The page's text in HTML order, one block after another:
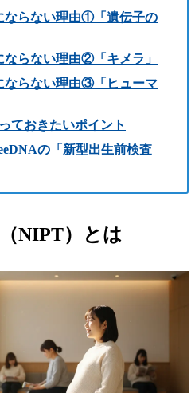
ならない理由①「遺伝子の
ならない理由②「キメラ」
ならない理由③「ヒューマ
ておきたいポイント
の「新型出生前検査
NIPT）とは